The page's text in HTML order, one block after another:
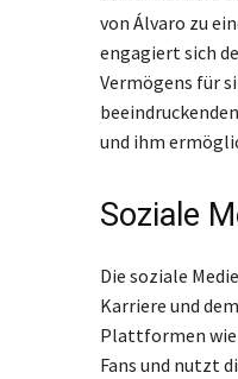
von Álvaro zu
engagiert sich
Vermögens für
und ihm
Soziale
Die soziale
Karriere und
Plattformen wie
Fans und nutzt